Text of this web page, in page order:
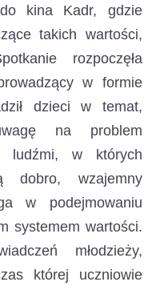
kina Kadr, gdzie
takich wartości,
rozpoczęła
w formie
dzieci w temat,
na problem
ludźmi, w których
dobro, wzajemny
w podejmowaniu
systemem wartości.
młodzieży,
której uczniowie